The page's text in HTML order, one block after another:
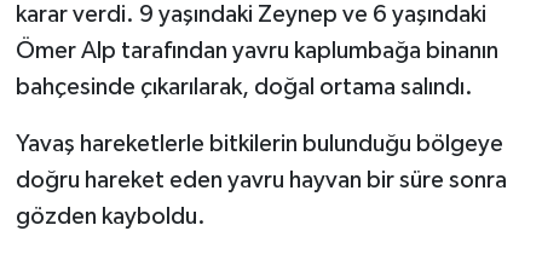
karar verdi. 9 yaşındaki Zeynep ve 6 yaşındaki
Ömer Alp tarafından yavru kaplumbağa binanın
bahçesinde çıkarılarak, doğal ortama salındı.
Yavaş hareketlerle bitkilerin bulunduğu bölgeye
doğru hareket eden yavru hayvan bir süre sonra
gözden kayboldu.